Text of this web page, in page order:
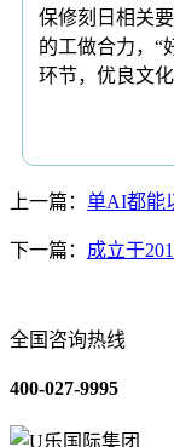
保修刻日相关
的工做合力，“
环节，优良文化
上一篇： 单AI都能
下一篇： 成立于
全国咨询热线
400-027-9995